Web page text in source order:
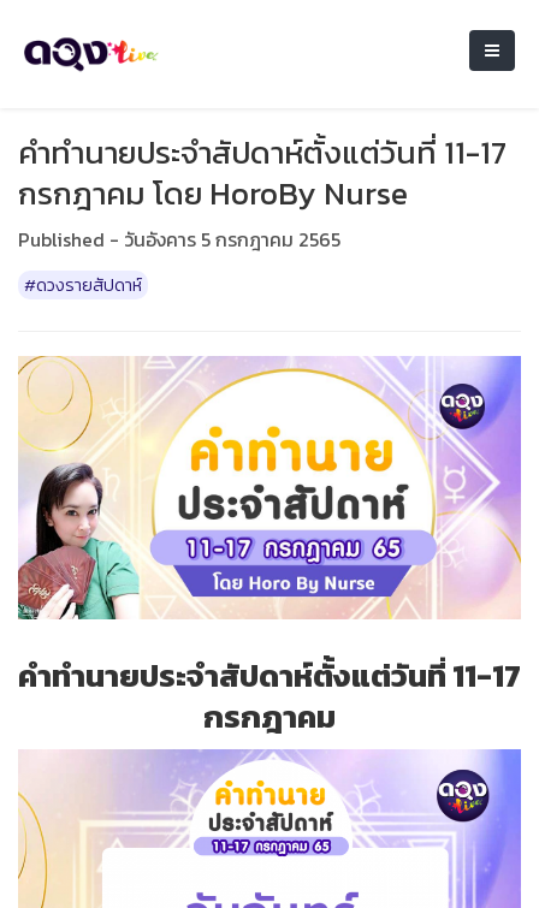
คำทำนายประจำ​สัปดาห์​ตั้งแต่วันที่ 11-17
กรกฎาคม โดย HoroBy Nurse
Published - วันอังคาร 5 กรกฎาคม 2565
#ดวงรายสัปดาห์
คำทำนายประจำ​สัปดาห์​ตั้งแต่วันที่ 11-17
กรกฎาคม